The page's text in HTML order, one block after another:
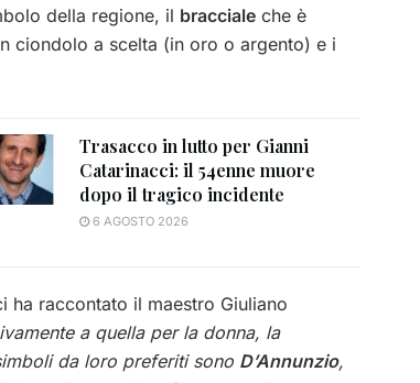
della regione, il bracciale che è
ciondolo a scelta (in oro o argento) e i
Trasacco in lutto per Gianni
Catarinacci: il 54enne muore
dopo il tragico incidente
6 AGOSTO 2026
ha raccontato il maestro Giuliano
a quella per la donna, la
da loro preferiti sono D’Annunzio,